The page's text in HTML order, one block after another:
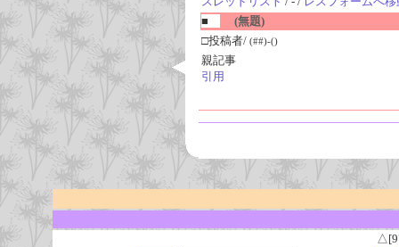
■
(無題)
□投稿者/ (##)-()
親記事
引用